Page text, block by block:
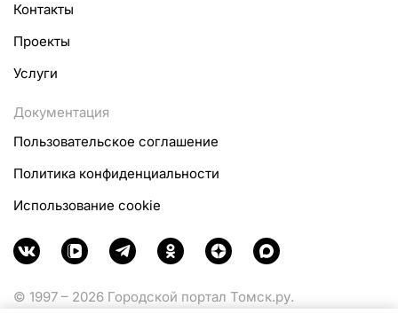
Контакты
Проекты
Услуги
Документация
Пользовательское соглашение
Политика конфиденциальности
Использование cookie
© 1997 – 2026 Городской портал Томск.ру.